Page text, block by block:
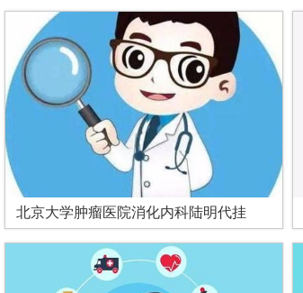
北京大学肿瘤医院消化内科陆明代挂